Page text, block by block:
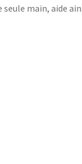
seule main, aide